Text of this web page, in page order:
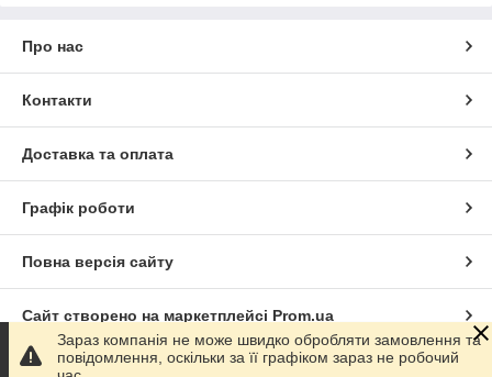
Про нас
Контакти
Доставка та оплата
Графік роботи
Повна версія сайту
Сайт створено на маркетплейсі Prom.ua
Політика конфіденційності
Зараз компанія не може швидко обробляти замовлення та
повідомлення, оскільки за її графіком зараз не робочий